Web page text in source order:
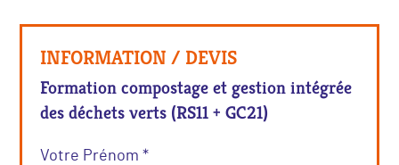
INFORMATION / DEVIS
Formation compostage et gestion intégrée
des déchets verts (RS11 + GC21)
Votre Prénom *